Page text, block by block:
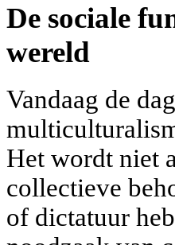
De sociale
wereld
Vandaag de
Het wordt niet
collectieve
of dictatuur